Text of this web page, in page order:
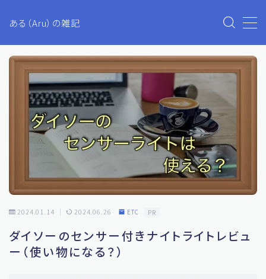
ある（Aru）の雑記
MENU
Aruのブログ
プライバシーポリシー
お問い合わせ
生活・ファイナンス
ETC
投資
2024.01.14 2024.06.26 ETC PR
ダイソーのセンサー付きナイトライトレビュ
ー（使い物になる？）